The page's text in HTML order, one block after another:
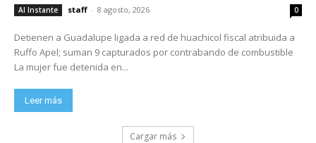
Al Instante staff - 8 agosto, 2026 0
Detienen a Guadalupe ligada a red de huachicol fiscal atribuida a
Ruffo Apel; suman 9 capturados por contrabando de combustible
La mujer fue detenida en...
Leer más
Cargar más